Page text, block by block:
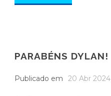
PARABÉNS DYLAN!
Publicado em 20 Abr 2024